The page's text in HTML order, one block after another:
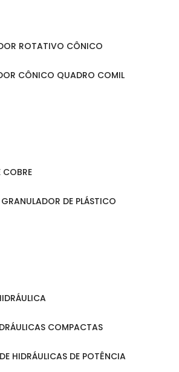
ROTATIVO CÔNICO
CÔNICO QUADRO COMIL
COBRE
GRANULADOR DE PLÁSTICO
COMPACTAS
HIDRÁULICAS DE POTÊNCIA